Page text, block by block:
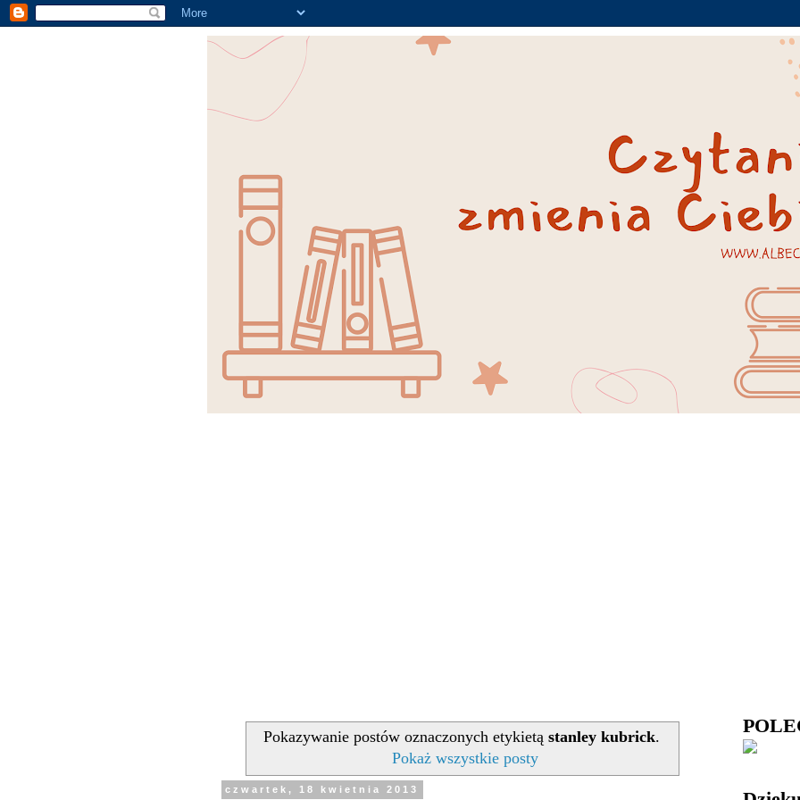
Pokazywanie postów oznaczonych etykietą stanley kubrick.
Pokaż wszystkie posty
czwartek, 18 kwietnia 2013